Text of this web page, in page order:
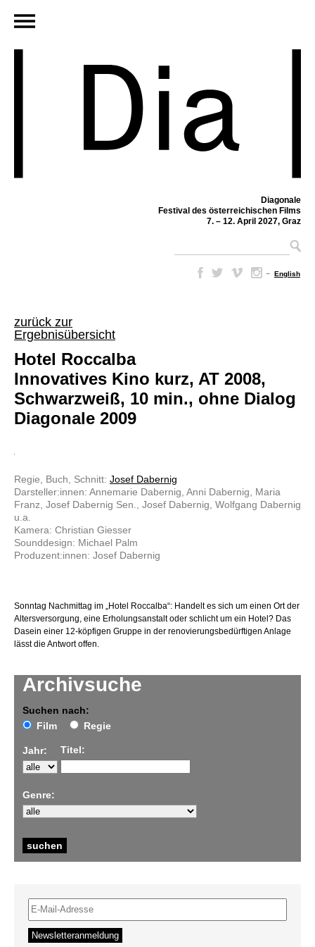
Diagonale
Festival des österreichischen Films
7. – 12. April 2027, Graz
– English
zurück zur
Ergebnisübersicht
Archivsuche
Suchen nach:
Film
Regie
Jahr: Titel:
Genre:
Hotel Roccalba
Innovatives Kino kurz, AT 2008,
Schwarzweiß, 10 min., ohne Dialog
Diagonale 2009
Regie, Buch, Schnitt: Josef Dabernig
Darsteller:innen: Annemarie Dabernig, Anni Dabernig, Maria
Franz, Josef Dabernig Sen., Josef Dabernig, Wolfgang Dabernig
u.a.
Kamera: Christian Giesser
Sounddesign: Michael Palm
Produzent:innen: Josef Dabernig
Sonntag Nachmittag im „Hotel Roccalba“: Handelt es sich um einen Ort der
Altersversorgung, eine Erholungsanstalt oder schlicht um ein Hotel? Das
Dasein einer 12-köpfigen Gruppe in der renovierungsbedürftigen Anlage
lässt die Antwort offen.